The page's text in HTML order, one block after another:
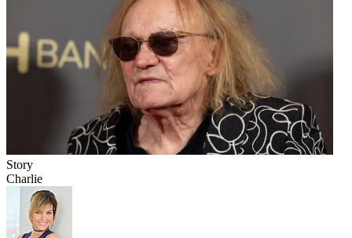
Story
Charlie